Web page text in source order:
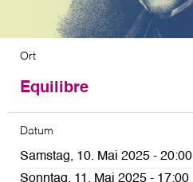
Ort
Equilibre
Datum
Samstag, 10. Mai 2025 - 20:00
Sonntag, 11. Mai 2025 - 17:00